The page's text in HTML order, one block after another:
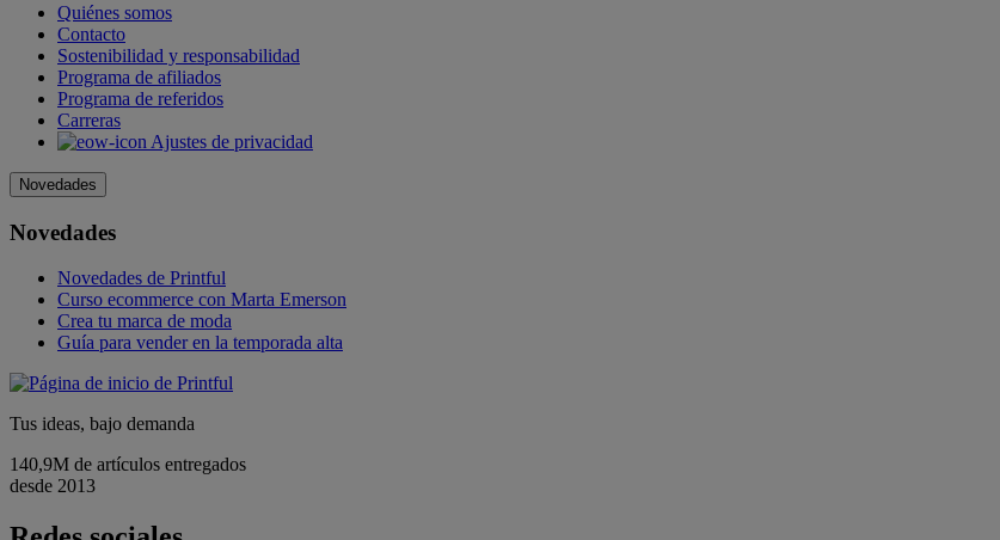
Quiénes somos
Contacto
Sostenibilidad y responsabilidad
Programa de afiliados
Programa de referidos
Carreras
Ajustes de privacidad
Novedades
Novedades
Novedades de Printful
Curso ecommerce con Marta Emerson
Crea tu marca de moda
Guía para vender en la temporada alta
Tus ideas, bajo demanda
140,9M de artículos entregados
desde 2013